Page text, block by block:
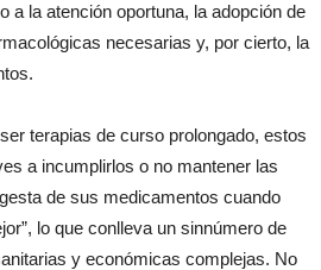
a la atención oportuna, la adopción de
necesarias y, por cierto, la
terapias de curso prolongado, estos
a incumplirlos o no mantener las
de sus medicamentos cuando
lo que conlleva un sinnúmero de
y económicas complejas. No